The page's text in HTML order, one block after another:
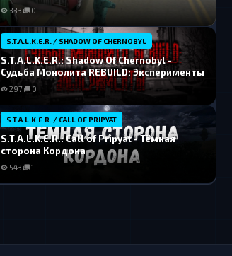
333 0
S.T.A.L.K.E.R. / SHADOW OF CHERNOBYL
S.T.A.L.K.E.R.: Shadow Of Chernobyl -
Судьба Монолита REBUILD: Эксперименты
297 0
S.T.A.L.K.E.R. / CALL OF PRIPYAT
S.T.A.L.K.E.R.: Call of Pripyat - Тёмная
сторона Кордона
543 1